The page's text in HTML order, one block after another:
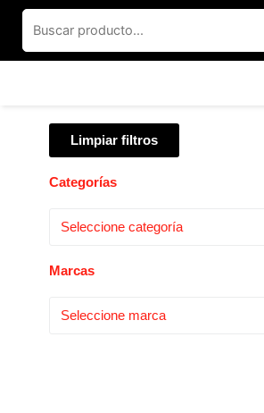
contenido
Limpiar filtros
Categorías
Seleccione categoría
Marcas
Seleccione marca